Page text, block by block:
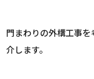
門まわりの外構工事
介します。